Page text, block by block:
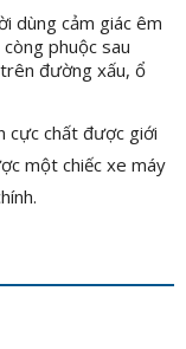
dùng cảm giác êm
phuộc sau
đường xấu, ổ
cực chất được giới
một chiếc xe máy